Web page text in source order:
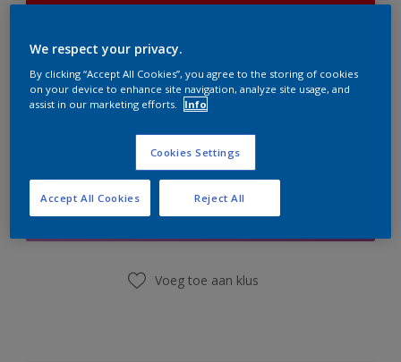
er hard aan om de voorraad aan te vullen.
Boodschappenlijst
Vind een winkel
Voeg toe aan klus
We respect your privacy.
By clicking “Accept All Cookies”, you agree to the storing of cookies
on your device to enhance site navigation, analyze site usage, and
assist in our marketing efforts.
Info
Cookies Settings
Reject All
Accept All Cookies